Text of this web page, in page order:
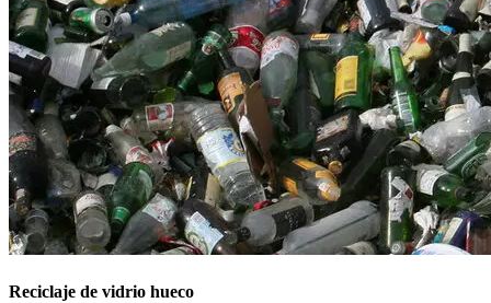
Reciclaje de vidrio hueco